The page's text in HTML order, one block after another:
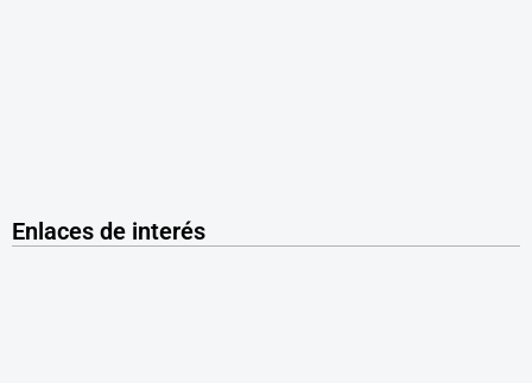
Enlaces de interés